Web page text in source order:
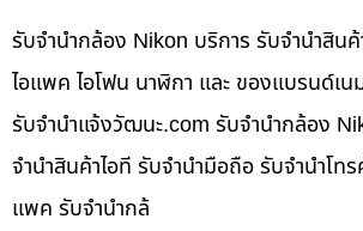
รับจำนำกล้อง Nikon บริการ รับจำนำสิน
ไอแพค ไอโฟน นาฬิกา และ ของแบรนด์เน
รับจํานําแจ้งวัฒนะ.com รับจำนำกล้อง
จำนำสินค้าไอที รับจำนำมือถือ รับจำนำโท
แพค รับจำนำกล้